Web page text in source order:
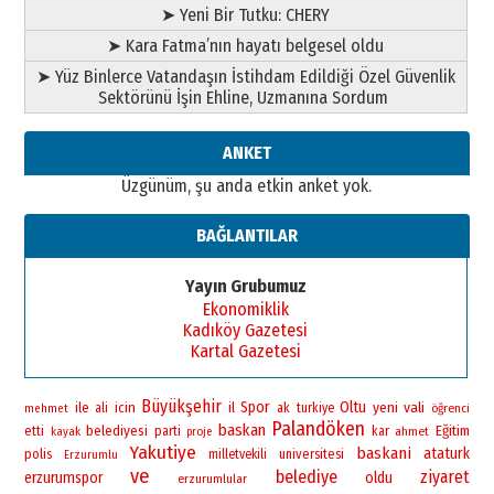
➤ Yeni Bir Tutku: CHERY
➤ Kara Fatma’nın hayatı belgesel oldu
➤ Yüz Binlerce Vatandaşın İstihdam Edildiği Özel Güvenlik
Sektörünü İşin Ehline, Uzmanına Sordum
ANKET
Üzgünüm, şu anda etkin anket yok.
BAĞLANTILAR
Yayın Grubumuz
Ekonomiklik
Kadıköy Gazetesi
Kartal Gazetesi
mehmet ile ali icin Büyükşehir il Spor ak turkiye Oltu yeni vali öğrenci
etti
kayak belediyesi parti proje baskan Palandöken kar ahmet Eğitim
polis Erzurumlu Yakutiye milletvekili universitesi baskani
ataturk
erzurumspor
ve erzurumlular belediye oldu ziyaret